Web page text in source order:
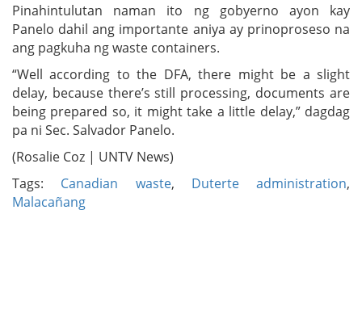
Pinahintulutan naman ito ng gobyerno ayon kay
Panelo dahil ang importante aniya ay prinoproseso na
ang pagkuha ng waste containers.
“Well according to the DFA, there might be a slight
delay, because there’s still processing, documents are
being prepared so, it might take a little delay,” dagdag
pa ni Sec. Salvador Panelo.
(Rosalie Coz | UNTV News)
Tags: Canadian waste, Duterte administration,
Malacañang